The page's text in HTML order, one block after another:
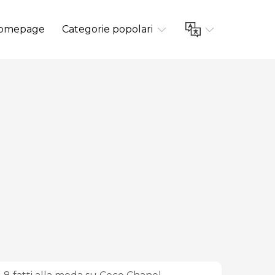
Categorie popolari